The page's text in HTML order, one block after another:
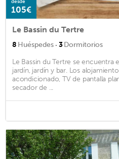
desde
105€
Le Bassin du Tertre
8 Huéspedes · 3Dormitorios
Le Bassin du Tertre se encuentra
jardín, jardín y bar. Los
acondicionado, TV de pantalla
secador de ...